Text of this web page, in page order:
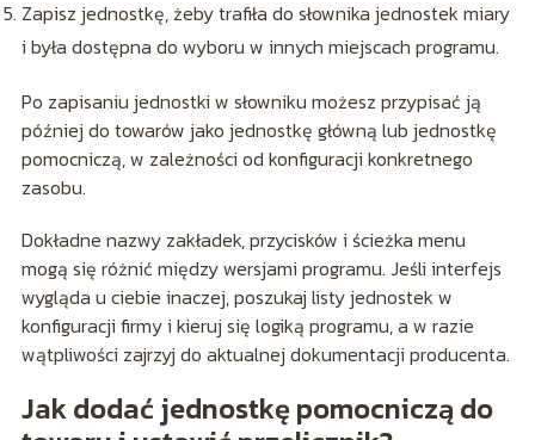
Zapisz jednostkę, żeby trafiła do słownika jednostek miary
i była dostępna do wyboru w innych miejscach programu.
Po zapisaniu jednostki w słowniku możesz przypisać ją
później do towarów jako jednostkę główną lub jednostkę
pomocniczą, w zależności od konfiguracji konkretnego
zasobu.
Dokładne nazwy zakładek, przycisków i ścieżka menu
mogą się różnić między wersjami programu. Jeśli interfejs
wygląda u ciebie inaczej, poszukaj listy jednostek w
konfiguracji firmy i kieruj się logiką programu, a w razie
wątpliwości zajrzyj do aktualnej dokumentacji producenta.
Jak dodać jednostkę pomocniczą do